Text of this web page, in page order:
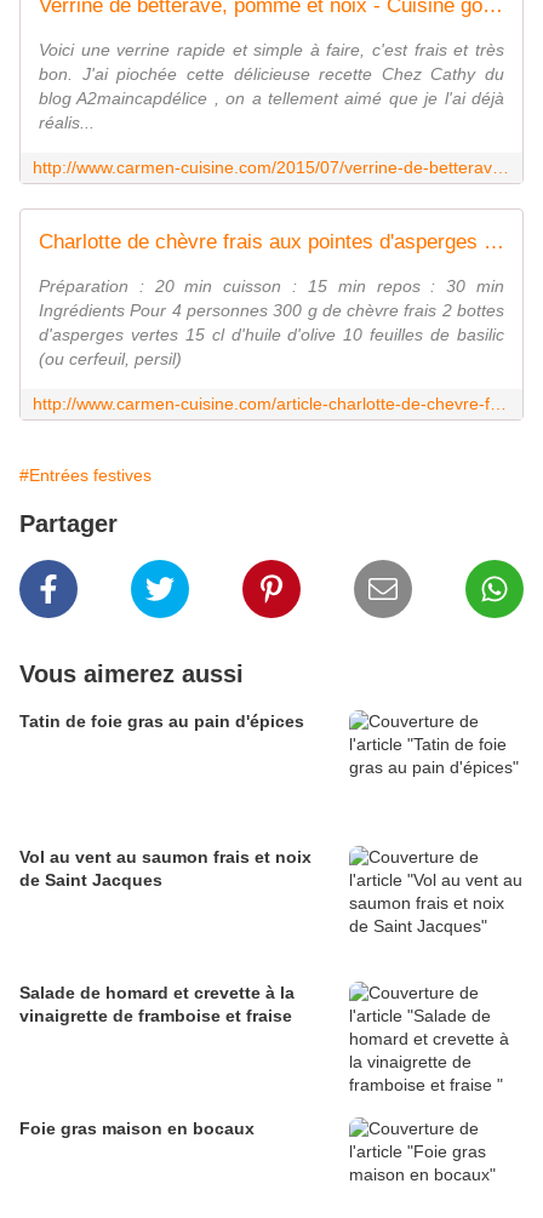
Verrine de betterave, pomme et noix - Cuisine gourmande de Carmencita
Voici une verrine rapide et simple à faire, c'est frais et très
bon. J'ai piochée cette délicieuse recette Chez Cathy du
blog A2maincapdélice , on a tellement aimé que je l'ai déjà
réalis...
Charlotte de chèvre frais aux pointes d'asperges vertes - Cuisine gourmande de Carmencita
Préparation : 20 min cuisson : 15 min repos : 30 min
Ingrédients Pour 4 personnes 300 g de chèvre frais 2 bottes
d'asperges vertes 15 cl d'huile d'olive 10 feuilles de basilic
(ou cerfeuil, persil)
#Entrées festives
Partager
Vous aimerez aussi
Tatin de foie gras au pain d'épices
Vol au vent au saumon frais et noix
de Saint Jacques
Salade de homard et crevette à la
vinaigrette de framboise et fraise
Foie gras maison en bocaux